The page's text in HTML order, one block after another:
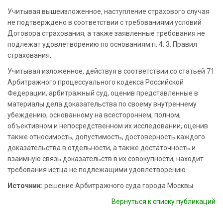
Учитывая вышеизложенное, наступление страхового случая
не подтверждено в соответствии с требованиями условий
Договора страхования, а также заявленные требования не
подлежат удовлетворению по основаниям п. 4. 3. Правил
страхования.
Учитывая изложенное, действуя в соответствии со статьей 71
Арбитражного процессуального кодекса Российской
Федерации, арбитражный суд, оценив представленные в
материалы дела доказательства по своему внутреннему
убеждению, основанному на всестороннем, полном,
объективном и непосредственном их исследовании, оценив
также относимость, допустимость, достоверность каждого
доказательства в отдельности, а также достаточность и
взаимную связь доказательств в их совокупности, находит
требования истца не подлежащими удовлетворению.
Источник: решение Арбитражного суда города Москвы
Вернуться к списку публикаций